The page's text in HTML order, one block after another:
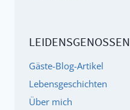
LEIDENSGENOSSEN
Gäste-Blog-Artikel
Lebensgeschichten
Über mich